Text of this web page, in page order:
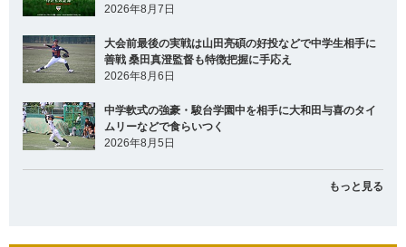
2026年8月7日
大会前最後の実戦は山田亮碩の好投などで中学生相手に
善戦 桑田真澄監督も特徴把握に手応え
2026年8月6日
中学軟式の強豪・駿台学園中を相手に大和田与喜のタイ
ムリーなどで食らいつく
2026年8月5日
もっと見る